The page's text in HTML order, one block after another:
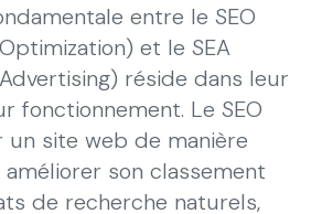
entre le SEO
et le SEA
réside dans leur
fonctionnement. Le SEO
un site web de manière
son classement
de recherche naturels,